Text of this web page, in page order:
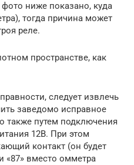
фото ниже показано, куда
тогда причина может
реле.
пространстве, как
следует извлечь
заведомо исправное
также путем подключения
12В. При этом
контакт (он будет
«87» вместо омметра